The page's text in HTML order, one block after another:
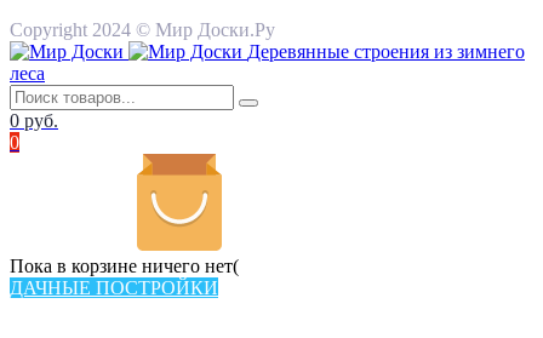
Copyright 2024 © Мир Доски.Ру
Деревянные строения из зимнего
леса
0 руб.
0
Пока в корзине ничего нет(
ДАЧНЫЕ ПОСТРОЙКИ